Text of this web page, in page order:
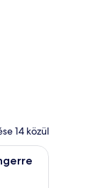
aug. 21
14 közül
tükörrel ellátott
fából készült